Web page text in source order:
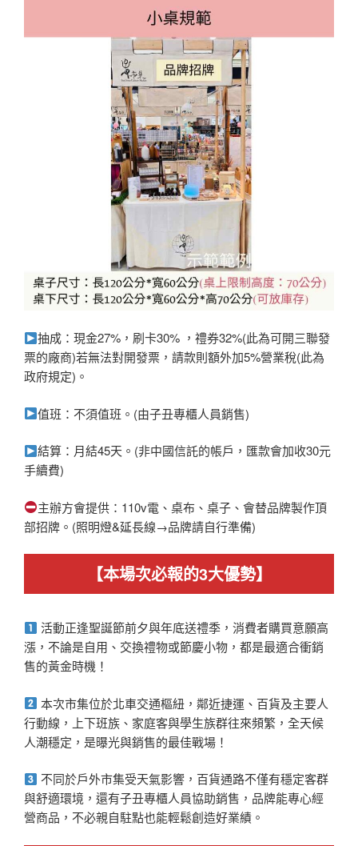
抽成：現金27%，刷卡30% ，禮券32%(此為可開三聯發
票的廠商)若無法對開發票，請款則額外加5%營業稅(此為
政府規定)。
值班：不須值班。(由子丑專櫃人員銷售)
結算：月結45天。(非中國信託的帳戶，匯款會加收30元
手續費)
主辦方會提供：110v電、桌布、桌子、會替品牌製作頂
部招牌。(照明燈&延長線→品牌請自行準備)
【本場次必報的3大優勢】
活動正逢聖誕節前夕與年底送禮季，消費者購買意願高
漲，不論是自用、交換禮物或節慶小物，都是最適合衝銷
售的黃金時機！
本次市集位於北車交通樞紐，鄰近捷運、百貨及主要人
行動線，上下班族、家庭客與學生族群往來頻繁，全天候
人潮穩定，是曝光與銷售的最佳戰場！
不同於戶外市集受天氣影響，百貨通路不僅有穩定客群
與舒適環境，還有子丑專櫃人員協助銷售，品牌能專心經
營商品，不必親自駐點也能輕鬆創造好業績。